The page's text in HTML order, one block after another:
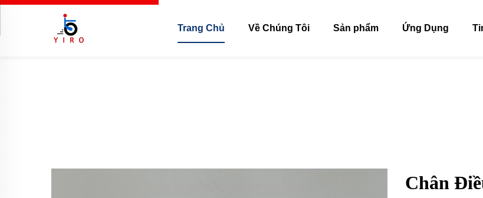
Trang Chủ Về Chúng Tôi Sản phẩm Ứng Dụng
Chân